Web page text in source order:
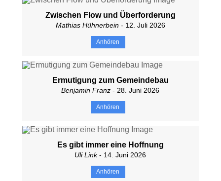
Zwischen Flow und Überforderung
Mathias Hühnerbein- 12. Juli 2026
Anhören
Ermutigung zum Gemeindebau
Benjamin Franz - 28. Juni 2026
Anhören
Es gibt immer eine Hoffnung
Uli Link- 14. Juni 2026
Anhören